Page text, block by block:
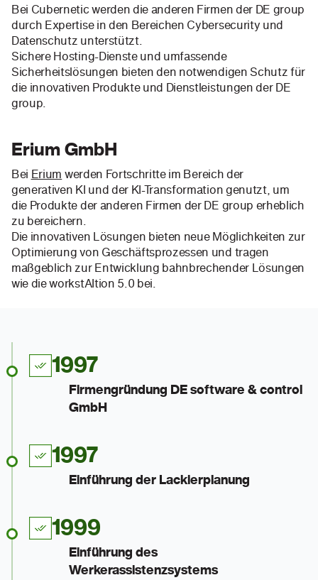
Bei Cubernetic werden die anderen Firmen der DE group
durch Expertise in den Bereichen Cybersecurity und
Datenschutz unterstützt.
Sichere Hosting-Dienste und umfassende
Sicherheitslösungen bieten den notwendigen Schutz für
die innovativen Produkte und Dienstleistungen der DE
group.
Erium GmbH
Bei Erium werden Fortschritte im Bereich der
generativen KI und der KI-Transformation genutzt, um
die Produkte der anderen Firmen der DE group erheblich
zu bereichern.
Die innovativen Lösungen bieten neue Möglichkeiten zur
Optimierung von Geschäftsprozessen und tragen
maßgeblich zur Entwicklung bahnbrechender Lösungen
wie die workstAItion 5.0 bei.
1997
Firmengründung DE software & control
GmbH
1997
Einführung der Lackierplanung
1999
Einführung des
Werkerassistenzsystems